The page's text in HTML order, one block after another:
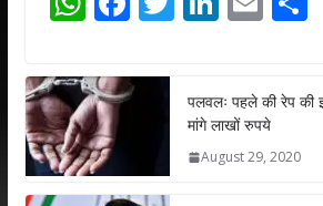
at
s
A
p
e
b
o
er e
dI
n
l
पलवलः पहले की रेप की
मांगे लाखों रुपये
August 29, 2020